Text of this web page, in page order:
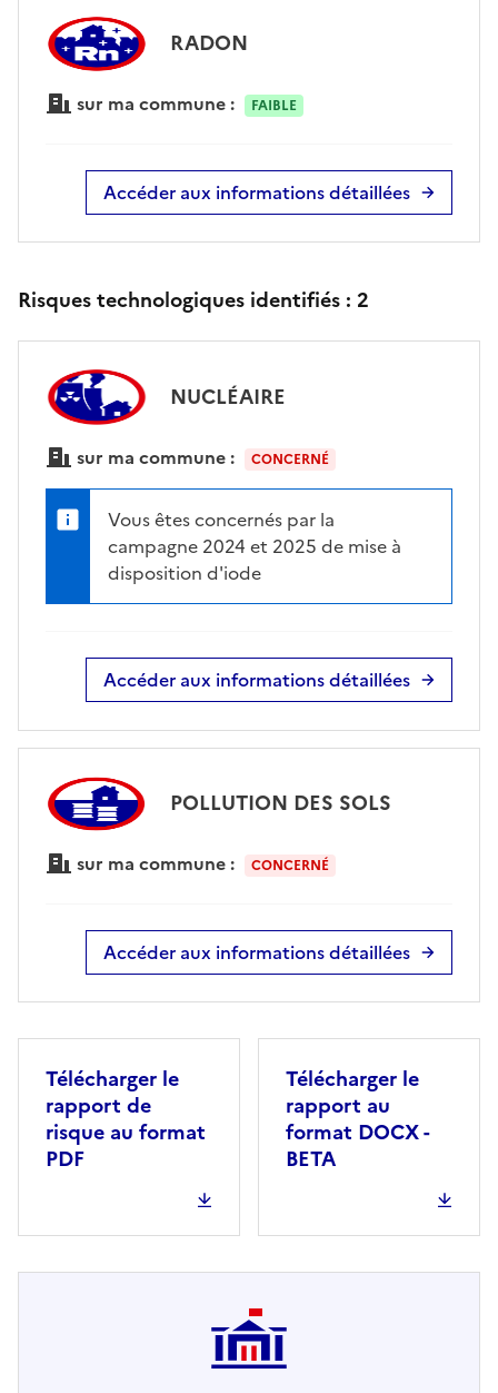
RADON
sur ma commune : FAIBLE
Accéder aux informations détaillées
Risques technologiques identifiés : 2
NUCLÉAIRE
sur ma commune : CONCERNÉ
Vous êtes concernés par la
campagne 2024 et 2025 de mise à
disposition d'iode
Accéder aux informations détaillées
POLLUTION DES SOLS
sur ma commune : CONCERNÉ
Accéder aux informations détaillées
Télécharger le
rapport de
risque au format
PDF
Télécharger le
rapport au
format DOCX -
BETA